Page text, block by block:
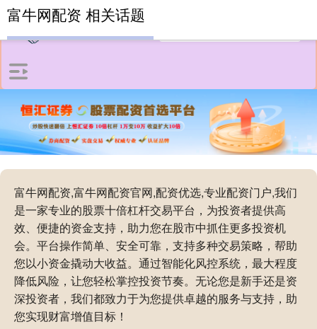
富牛网配资,富牛网配资官网,配资优选,专业配资门户,我们
是一家专业的股票十倍杠杆交易平台，为投资者提供高
效、便捷的资金支持，助力您在股市中抓住更多投资机
会。平台操作简单、安全可靠，支持多种交易策略，帮助
您以小资金撬动大收益。通过智能化风控系统，最大程度
降低风险，让您轻松掌控投资节奏。无论您是新手还是资
深投资者，我们都致力于为您提供卓越的服务与支持，助
您实现财富增值目标！
富牛网配资 相关话题